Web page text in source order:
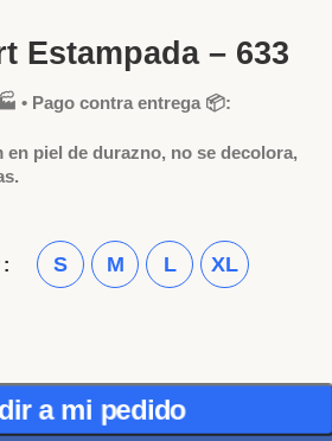
Estampada – 633
• Pago contra entrega 📦:
en piel de durazno, no se decolora,
S M L XL
a mi pedido